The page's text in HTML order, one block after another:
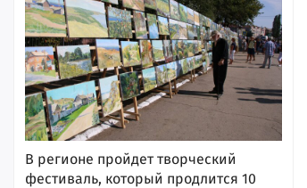
В регионе пройдет творческий
фестиваль, который продлится 10